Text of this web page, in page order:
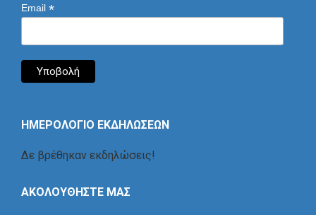
Email *
ΗΜΕΡΟΛΟΓΙΟ ΕΚΔΗΛΩΣΕΩΝ
Δε βρέθηκαν εκδηλώσεις!
ΑΚΟΛΟΥΘΗΣΤΕ ΜΑΣ